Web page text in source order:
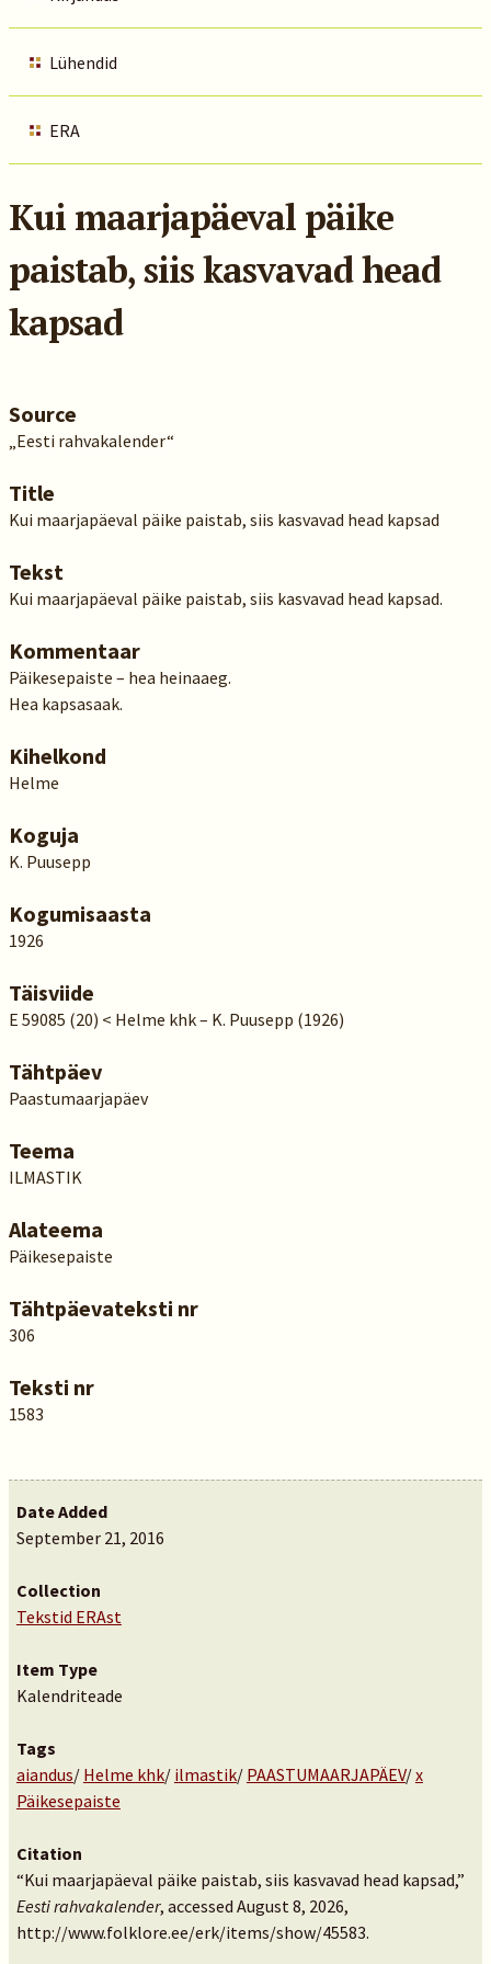
Lühendid
ERA
Kui maarjapäeval päike
paistab, siis kasvavad head
kapsad
Source
„Eesti rahvakalender“
Title
Kui maarjapäeval päike paistab, siis kasvavad head kapsad
Tekst
Kui maarjapäeval päike paistab, siis kasvavad head kapsad.
Kommentaar
Päikesepaiste – hea heinaaeg.
Hea kapsasaak.
Kihelkond
Helme
Koguja
K. Puusepp
Kogumisaasta
1926
Täisviide
E 59085 (20) < Helme khk – K. Puusepp (1926)
Tähtpäev
Paastumaarjapäev
Teema
ILMASTIK
Alateema
Päikesepaiste
Tähtpäevateksti nr
306
Teksti nr
1583
Date Added
September 21, 2016
Collection
Tekstid ERAst
Item Type
Kalendriteade
Tags
aiandus/ Helme khk/ ilmastik/ PAASTUMAARJAPÄEV/x
Päikesepaiste
Citation
“Kui maarjapäeval päike paistab, siis kasvavad head kapsad,”
Eesti rahvakalender, accessed August 8, 2026,
http://www.folklore.ee/erk/items/show/45583.